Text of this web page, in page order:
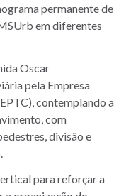
permanente de
em diferentes
Oscar
pela Empresa
contemplando a
com
divisão e
para reforçar a